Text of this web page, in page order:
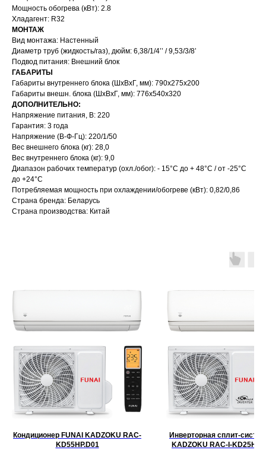
Мощность обогрева (кВт): 2.8
Хладагент: R32
МОНТАЖ
Вид монтажа: Настенный
Диаметр труб (жидкость/газ), дюйм: 6,38/1/4’’ / 9,53/3/8’
Подвод питания: Внешний блок
ГАБАРИТЫ
Габариты внутреннего блока (ШхВхГ, мм): 790х275х200
Габариты внешн. блока (ШхВхГ, мм): 776х540х320
ДОПОЛНИТЕЛЬНО:
Напряжение питания, В: 220
Гарантия: 3 года
Напряжение (В-Ф-Гц): 220/1/50
Вес внешнего блока (кг): 28,0
Вес внутреннего блока (кг): 9,0
Диапазон рабочих температур (охл./обог): - 15°С до + 48°С / от -25°С
до +24°С
Потребляемая мощность при охлаждении/обогреве (кВт): 0,82/0,86
Страна бренда: Беларусь
Страна производства: Китай
Кондиционер FUNAI KADZOKU RAC-
KD55HP.D01
Инверторная сплит-
KADZOKU RAC-I-